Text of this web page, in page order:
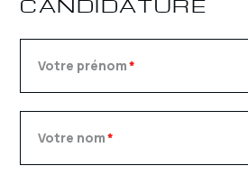
Votre prénom*
Votre nom*